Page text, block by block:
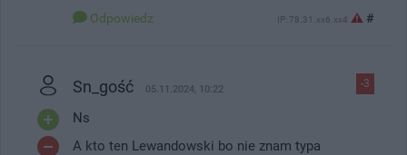
Odpowiedz IP: 78.31.xx6.xx4 #
-3
Sn_gość 05.11.2024, 10:22
Ns
A kto ten Lewandowski bo nie znam typa